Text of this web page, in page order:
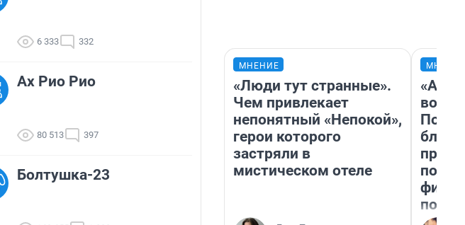
6 333 332
Ах Рио Рио
80 513 397
Болтушка-23
МНЕНИЕ
«Люди тут странные».
Чем привлекает
непонятный «Непокой»,
герои которого
застряли в
мистическом отеле
вот